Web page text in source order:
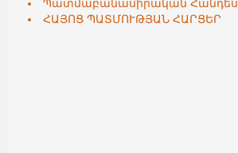
Պատմաբանասիրական Հանդես
ՀԱՅՈՑ ՊԱՏՄՈՒԹՅԱՆ ՀԱՐՑԵՐ